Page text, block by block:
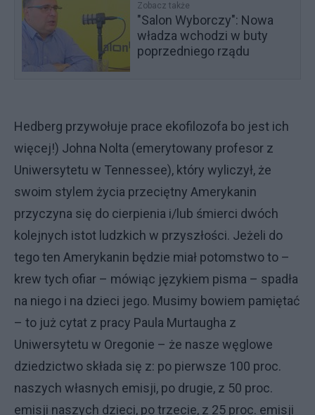
Zobacz także
"Salon Wyborczy": Nowa
władza wchodzi w buty
poprzedniego rządu
Hedberg przywołuje prace ekofilozofa bo jest ich
więcej!) Johna Nolta (emerytowany profesor z
Uniwersytetu w Tennessee), który wyliczył, że
swoim stylem życia przeciętny Amerykanin
przyczyna się do cierpienia i/lub śmierci dwóch
kolejnych istot ludzkich w przyszłości. Jeżeli do
tego ten Amerykanin będzie miał potomstwo to –
krew tych ofiar – mówiąc językiem pisma – spadła
na niego i na dzieci jego. Musimy bowiem pamiętać
– to już cytat z pracy Paula Murtaugha z
Uniwersytetu w Oregonie – że nasze węglowe
dziedzictwo składa się z: po pierwsze 100 proc.
naszych własnych emisji, po drugie, z 50 proc.
emisji naszych dzieci, po trzecie, z 25 proc. emisji